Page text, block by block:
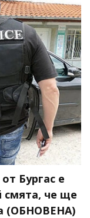
Бургас е
смята, че ще
(ОБНОВЕНА)